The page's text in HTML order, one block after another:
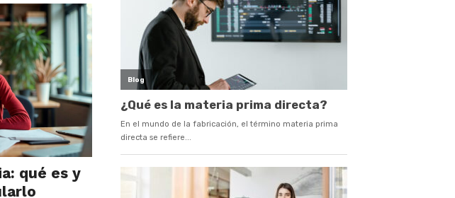
qué es y